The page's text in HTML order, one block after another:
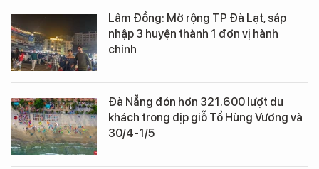
Lâm Đồng: Mở rộng TP Đà Lạt, sáp
nhập 3 huyện thành 1 đơn vị hành
chính
Đà Nẵng đón hơn 321.600 lượt du
khách trong dịp giỗ Tổ Hùng Vương và
30/4-1/5